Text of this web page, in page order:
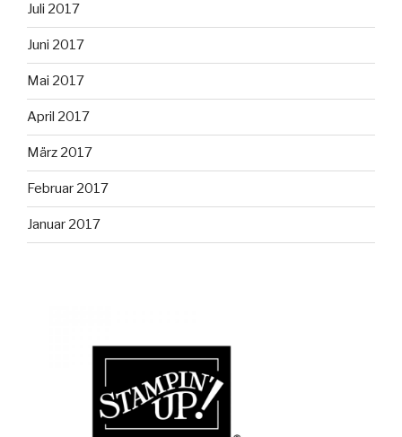
Juli 2017
Juni 2017
Mai 2017
April 2017
März 2017
Februar 2017
Januar 2017